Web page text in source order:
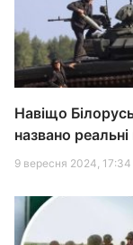
Навіщо
названо
9 вересня 2024, 17:34